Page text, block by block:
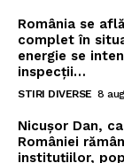
România se
complet în
energie se
inspecții…
STIRI DIVERSE 8
Nicușor Dan,
României
instituțiilor,